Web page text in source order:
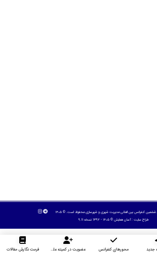
ششمین کنفرانس بین المللی مدیریت شهری و شهرسازی محفوظ است. © ۱۴۰۵
طراح سایت :آسان همایش © ۱۴۰۵ - 1392 نسخه 9.11
جدید محورهای کنفرانس عضویت در کمیته علمی داوران فرمت نگارش مقالات